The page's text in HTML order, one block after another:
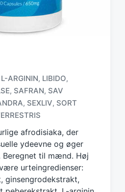
L-ARGININ, LIBIDO,
, SAFRAN, SAV
, SEXLIV, SORT
afrodisiaka, der
ydeevne og øger
Beregnet til mænd. Høj
urteingredienser:
ginsengrodekstrakt,